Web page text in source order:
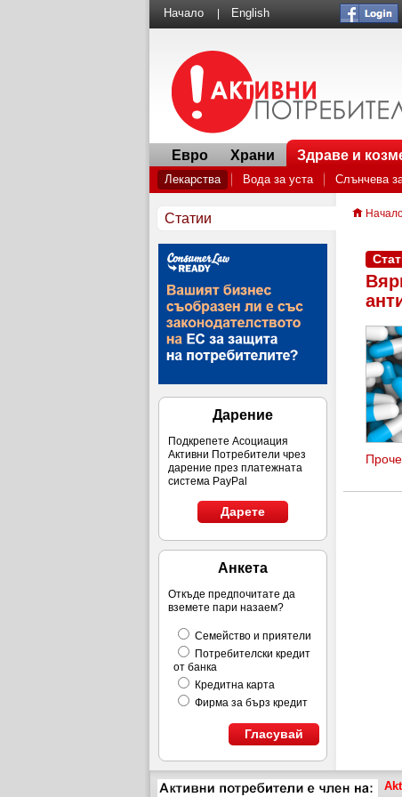
Начало English
Евро Храни Здраве и
Лекарства Вода за уста Слънчева
Генеричните лекарства: как да спестим
Статии
Дарение
Подкрепете Асоциация
Активни Потребители чрез
дарение през платежната
система PayPal
Дарете
Анкета
Откъде предпочитате да
вземете пари назаем?
Семейство и приятели
Потребителски кредит
от банка
Кредитна карта
Фирма за бърз кредит
Гласувай
към